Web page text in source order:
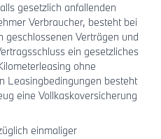
gesetzlich anfallenden
Verbraucher, besteht bei
geschlossenen Verträgen und
ein gesetzliches
ohne
Leasingbedingungen besteht
eine Vollkaskoversicherung
einmaliger